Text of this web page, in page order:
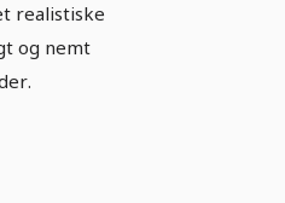
realistiske
og nemt